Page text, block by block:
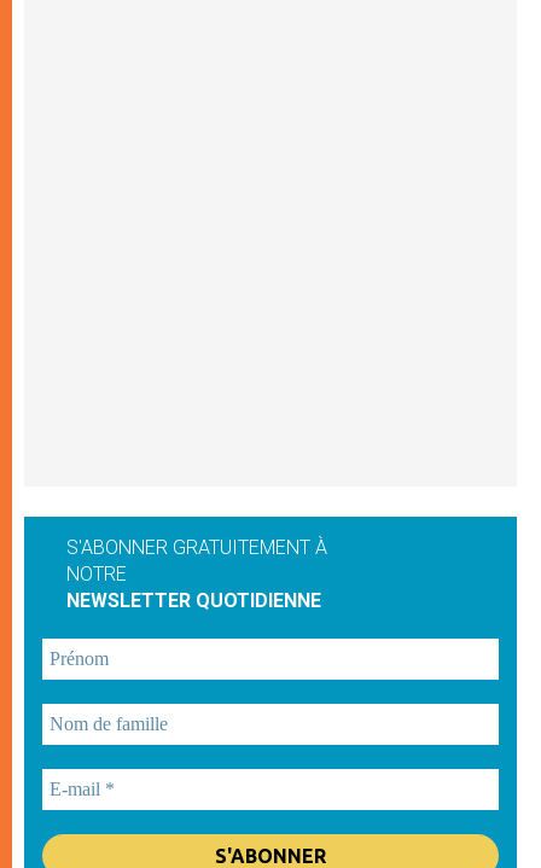
S'ABONNER GRATUITEMENT À
NOTRE
NEWSLETTER QUOTIDIENNE